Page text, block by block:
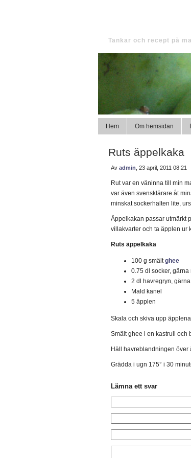
Tankar och recept på
Hem Om hemsidan
Ruts äppelkaka
Av admin , 23 april, 2011 08:21
Rut var en väninna till min
var även svensklärare åt
minskat sockerhalten lite,
Äppelkakan passar utmärkt
villakvarter och ta äpplen ur
Ruts äppelkaka
100 g smältghee
0.75 dl socker,
2 dl havregryn,
Mald kanel
5 äpplen
Skala och skiva upp
Smält ghee i en kastrull och
Häll havreblandningen över
Grädda i ugn 175° i 30
Lämna ett svar